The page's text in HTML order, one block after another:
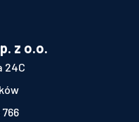
z o.o.
24C
766